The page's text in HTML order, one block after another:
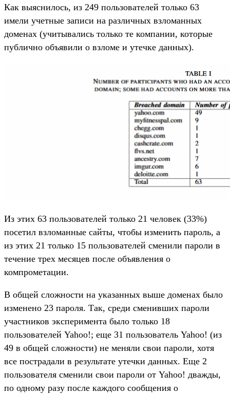
Как выяснилось, из 249 пользователей только 63
имели учетные записи на различных взломанных
доменах (учитывались только те компании, которые
публично объявили о взломе и утечке данных).
Из этих 63 пользователей только 21 человек (33%)
посетил взломанные сайты, чтобы изменить пароль, а
из этих 21 только 15 пользователей сменили пароли в
течение трех месяцев после объявления о
компрометации.
В общей сложности на указанных выше доменах было
изменено 23 пароля. Так, среди сменивших пароли
участников эксперимента было только 18
пользователей Yahoo!; еще 31 пользователь Yahoo! (из
49 в общей сложности) не меняли свои пароли, хотя
все пострадали в результате утечки данных. Еще 2
пользователя сменили свои пароли от Yahoo! дважды,
по одному разу после каждого сообщения о